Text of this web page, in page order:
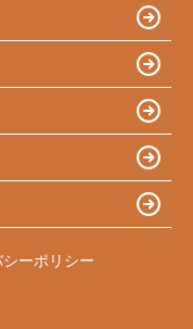
ーポリシー